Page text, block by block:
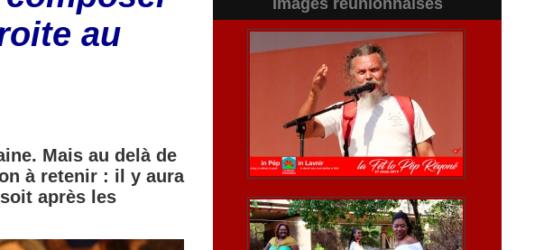
au
Mais au delà de
à retenir : il y aura
après les
Images réunionnaises